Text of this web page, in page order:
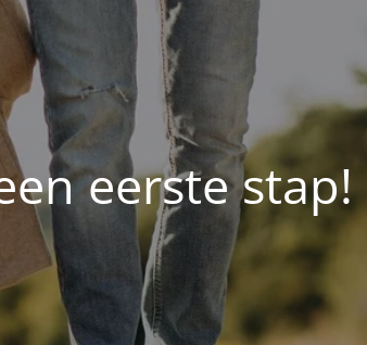
eerste stap!